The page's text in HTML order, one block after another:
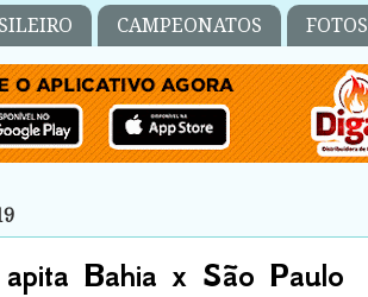
CAMPEONATOS FOTOS
Bahia x São Paulo